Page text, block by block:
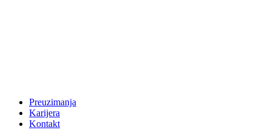
Preuzimanja
Karijera
Kontakt